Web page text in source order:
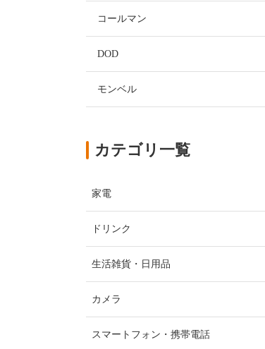
コールマン
DOD
モンベル
カテゴリ一覧
家電
ドリンク
生活雑貨・日用品
カメラ
スマートフォン・携帯電話